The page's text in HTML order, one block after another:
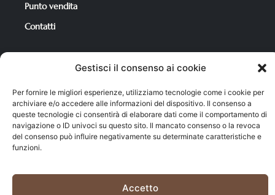
Gestisci il consenso ai cookie
Per fornire le migliori esperienze, utilizziamo tecnologie come i cookie per
archiviare e/o accedere alle informazioni del dispositivo. Il consenso a
queste tecnologie ci consentirà di elaborare dati come il comportamento di
navigazione o ID univoci su questo sito. Il mancato consenso o la revoca
del consenso può influire negativamente su determinate caratteristiche e
funzioni.
Accetto
Punto vendita
Contatti
Per i tuoi acquisti
Catalogo Prodotti
Condizioni di Vendita
Carrello
Il mio account
Privacy policy